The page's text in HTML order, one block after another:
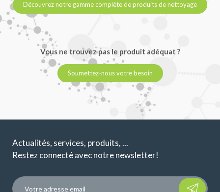
Découvrez notre gamme complète de produits de nettoyage
Vous ne trouvez pas le produit adéquat ?
Soumettez-nous votre besoin
Actualités, services, produits, ...
Restez connecté avec notre newsletter!
Please leave